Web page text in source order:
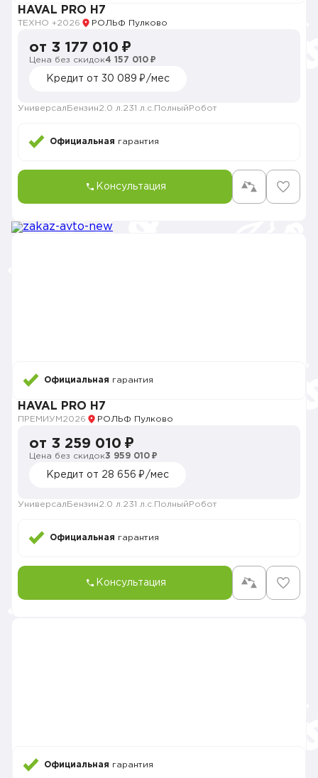
HAVAL PRO H7
ТЕХНО +2026 РОЛЬФ Пулково
от 3 177 010 ₽
Цена без скидок4 157 010 ₽
Кредит от 30 089 ₽/мес
Универсал Бензин2.0 л. 231 л.с. Полный Робот
Официальная гарантия
Консультация
Официальная гарантия
HAVAL PRO H7
ПРЕМИУМ 2026 РОЛЬФ Пулково
от 3 259 010 ₽
Цена без скидок3 959 010 ₽
Кредит от 28 656 ₽/мес
Универсал Бензин2.0 л. 231 л.с. Полный Робот
Официальная гарантия
Консультация
Официальная гарантия